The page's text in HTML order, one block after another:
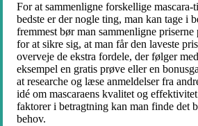
For at sammenligne forskellige
bedste er der nogle ting, man kan tage i
fremmest bør man sammenligne
for at sikre sig, at man får den laveste
overveje de ekstra fordele, der følger
eksempel en gratis prøve eller en
at researche og læse anmeldelser fra
idé om mascaraens kvalitet og
faktorer i betragtning kan man finde det
behov.